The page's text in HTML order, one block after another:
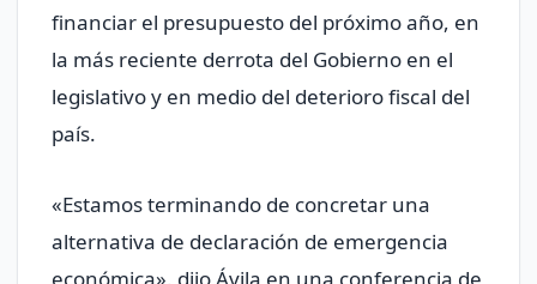
financiar el presupuesto del próximo año, en
la más reciente derrota del Gobierno en el
legislativo y en medio del deterioro fiscal del
país.
«Estamos terminando de concretar una
alternativa de declaración de emergencia
económica», dijo Ávila en una conferencia de